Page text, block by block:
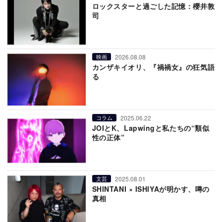
ロックスターと過ごした記憶：櫻井敦
司
映画 2026.08.08
カンザキイオリ、『禍禍女』の狂気語
る
コラム 2025.06.22
JOIとK、Lapwingと私たちの“類似
性の正体”
文芸 2025.08.01
SHINTANI × ISHIYAが明かす、噂の
真相